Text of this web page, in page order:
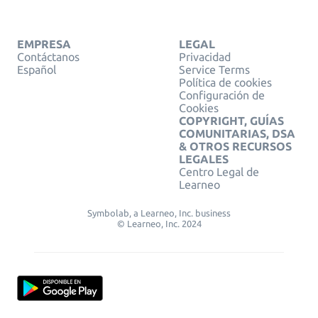
EMPRESA
Contáctanos
Español
LEGAL
Privacidad
Service Terms
Política de cookies
Configuración de
Cookies
COPYRIGHT, GUÍAS
COMUNITARIAS, DSA
& OTROS RECURSOS
LEGALES
Centro Legal de
Learneo
Symbolab, a Learneo, Inc. business
© Learneo, Inc. 2024